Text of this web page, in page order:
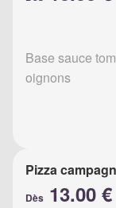
Base sauce
oignons
Pizza
Dès 13.00 €